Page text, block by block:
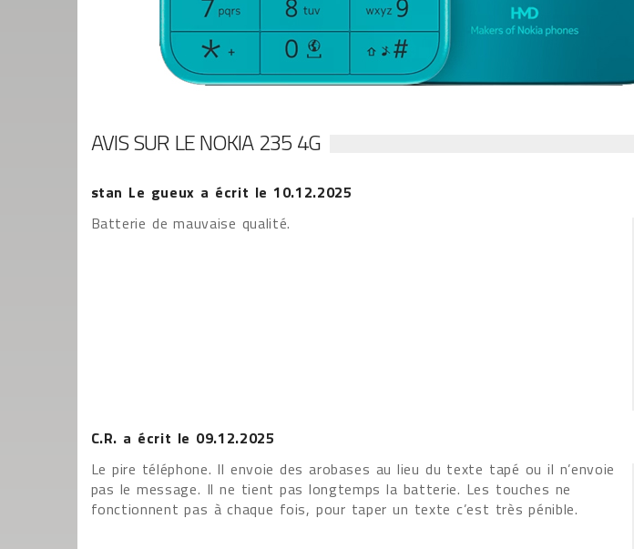
AVIS SUR LE NOKIA 235 4G
stan Le gueux a écrit le10.12.2025
Batterie de mauvaise qualité.
C.R. a écrit le 09.12.2025
Le pire téléphone. Il envoie des arobases au lieu du texte tapé ou il n’envoie
pas le message. Il ne tient pas longtemps la batterie. Les touches ne
fonctionnent pas à chaque fois, pour taper un texte c’est très pénible.